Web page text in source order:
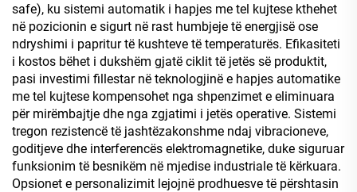
safe), ku sistemi automatik i hapjes me tel kujtese kthehet
në pozicionin e sigurt në rast humbjeje të energjisë ose
ndryshimi i papritur të kushteve të temperaturës. Efikasiteti
i kostos bëhet i dukshëm gjatë ciklit të jetës së produktit,
pasi investimi fillestar në teknologjinë e hapjes automatike
me tel kujtese kompensohet nga shpenzimet e eliminuara
për mirëmbajtje dhe nga zgjatimi i jetës operative. Sistemi
tregon rezistencë të jashtëzakonshme ndaj vibracioneve,
goditjeve dhe interferencës elektromagnetike, duke siguruar
funksionim të besnikëm në mjedise industriale të kërkuara.
Opsionet e personalizimit lejojnë prodhuesve të përshtasin